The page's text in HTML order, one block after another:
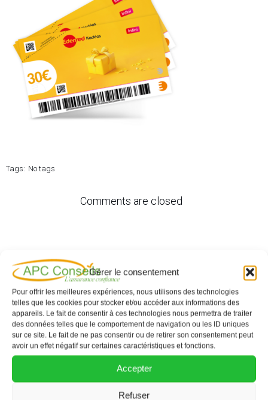
Gérer le consentement
Pour offrir les meilleures expériences, nous utilisons des technologies
telles que les cookies pour stocker et/ou accéder aux informations des
appareils. Le fait de consentir à ces technologies nous permettra de traiter
des données telles que le comportement de navigation ou les ID uniques
sur ce site. Le fait de ne pas consentir ou de retirer son consentement peut
avoir un effet négatif sur certaines caractéristiques et fonctions.
Accepter
Refuser
Tags: No tags
Comments are closed
Latest Comments
Aucun commentaire à afficher.